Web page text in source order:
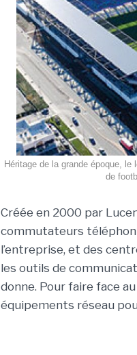
Héritage de la grande époque,
de
Créée en 2000 par
commutateurs
l’entreprise, et des
les outils de
donne. Pour faire face
équipements réseau